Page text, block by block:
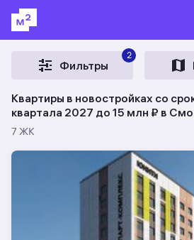
Фильтры
2
Квартиры в новостройках со
квартала 2027 до 15 млн ₽ в
7 ЖК